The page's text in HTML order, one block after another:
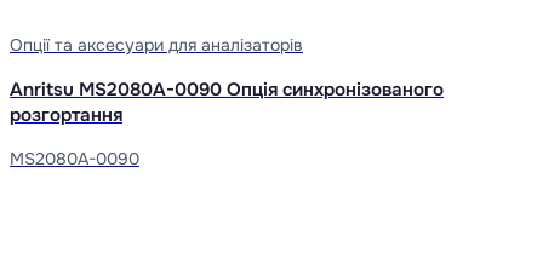
Опції та аксесуари для аналізаторів
Anritsu MS2080A-0090 Опція синхронізованого
розгортання
MS2080A-0090